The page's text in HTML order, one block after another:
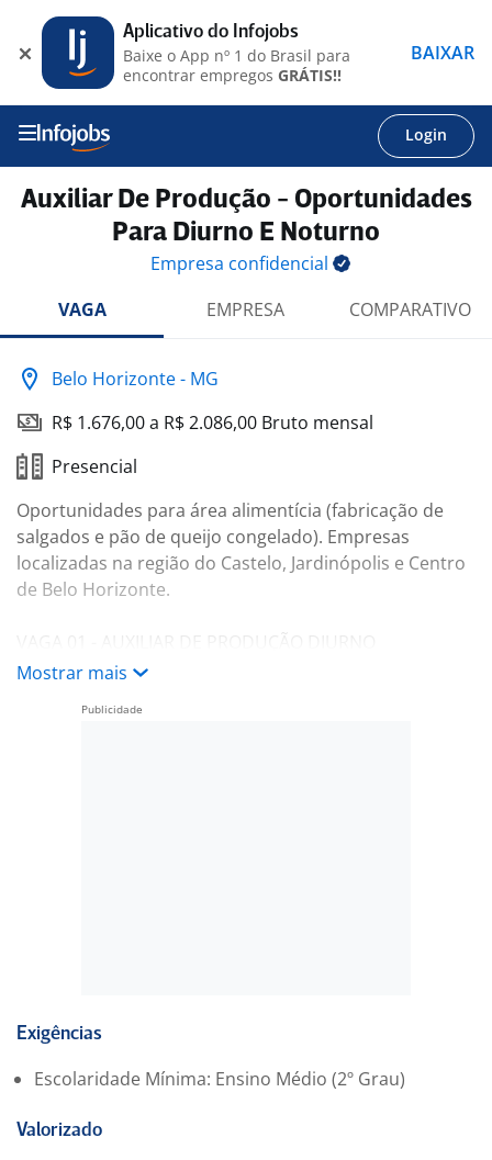
Login
Auxiliar De Produção - Oportunidades
Para Diurno E Noturno
Empresa confidencial
VAGA
EMPRESA COMPARATIVO
Belo Horizonte - MG
R$ 1.676,00 a R$ 2.086,00 Bruto mensal
Presencial
Oportunidades para área alimentícia (fabricação de
salgados e pão de queijo congelado). Empresas
localizadas na região do Castelo, Jardinópolis e Centro
de Belo Horizonte.
Horário das 6:30 às 16:30 horas (segunda a sexta-feira)
comprometimento.
Mostrar mais
Exigências
Escolaridade Mínima: Ensino Médio (2º Grau)
Valorizado
Aplicativo do Infojobs
Baixe o App nº 1 do Brasil para
encontrar empregos GRÁTIS!!
BAIXAR